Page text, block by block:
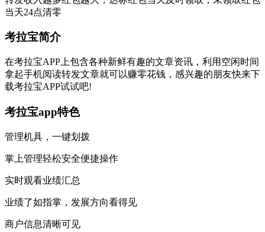
当天24点清零
考拉宝简介
在考拉宝APP上包含各种新鲜有趣的文章资讯，利用空闲时间
拿起手机阅读转发文章就可以赚零花钱，感兴趣的朋友快来下
载考拉宝APP试试吧!
考拉宝app特色
管理机具，一键划拨
掌上管理轻松安全便捷操作
实时观看业绩汇总
业绩了如指掌，发展方向看得见
商户信息清晰可见